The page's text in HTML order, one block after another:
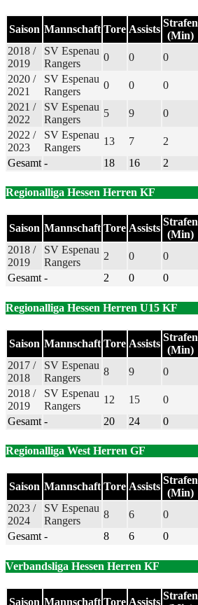
Saison Mannschaft Tore Assists
Strafen
(Min)
2018 /
2019
SV Espenau
Rangers
0 0 0
2020 /
2021
SV Espenau
Rangers
0 0 0
2021 /
2022
SV Espenau
Rangers
5 9 0
2022 /
2023
SV Espenau
Rangers
13 7 2
Gesamt - 18 16 2
Regionalliga Hessen Herren KF
Saison Mannschaft Tore Assists
Strafen
(Min)
2018 /
2019
SV Espenau
Rangers
2 0 0
Gesamt - 2 0 0
Regionalliga Hessen Herren U15 KF
Saison Mannschaft Tore Assists
Strafen
(Min)
2017 /
2018
SV Espenau
Rangers
8 9 0
2018 /
2019
SV Espenau
Rangers
12 15 0
Gesamt - 20 24 0
Regionalliga West Herren GF
Saison Mannschaft Tore Assists
Strafen
(Min)
2023 /
2024
SV Espenau
Rangers
8 6 0
Gesamt - 8 6 0
Verbandsliga Hessen Herren KF
Saison Mannschaft Tore Assists
Strafen